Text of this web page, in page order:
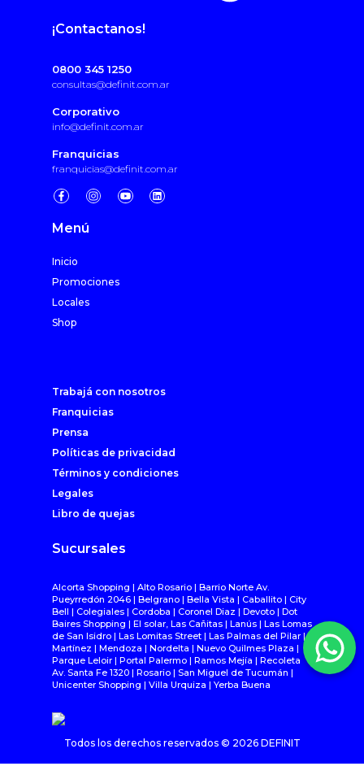
¡Contactanos!
0800 345 1250
consultas@definit.com.ar
Corporativo
info@definit.com.ar
Franquicias
franquicias@definit.com.ar
Menú
Inicio
Promociones
Locales
Shop
Trabajá con nosotros
Franquicias
Prensa
Políticas de privacidad
Términos y condiciones
Legales
Libro de quejas
Sucursales
Alcorta Shopping | Alto Rosario | Barrio Norte Av.
Pueyrredón 2046 | Belgrano | Bella Vista | Caballito | City
Bell | Colegiales | Cordoba | Coronel Diaz | Devoto | Dot
Baires Shopping | El solar, Las Cañitas | Lanús | Las Lomas
de San Isidro | Las Lomitas Street | Las Palmas del Pilar |
Martínez | Mendoza | Nordelta | Nuevo Quilmes Plaza |
Parque Leloir | Portal Palermo | Ramos Mejía | Recoleta
Av. Santa Fe 1320 | Rosario | San Miguel de Tucumán |
Unicenter Shopping | Villa Urquiza | Yerba Buena
Todos los derechos reservados © 2026 DEFINIT